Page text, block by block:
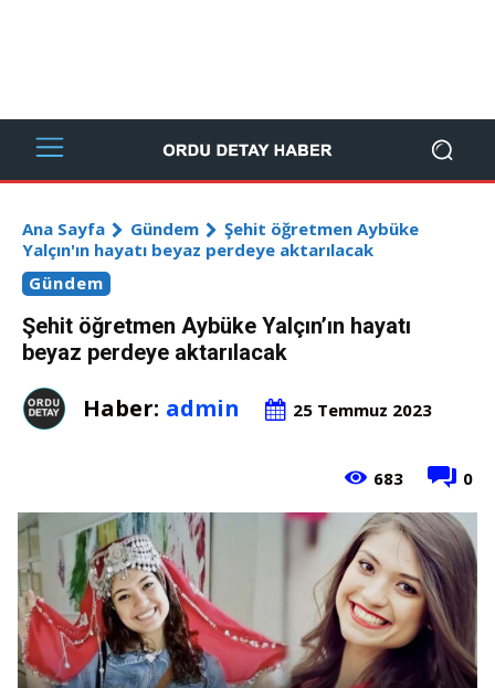
Ana Sayfa Gündem
Şehit öğretmen Aybüke
Yalçın'ın hayatı beyaz perdeye aktarılacak
Gündem
Şehit öğretmen Aybüke Yalçın’ın hayatı
beyaz perdeye aktarılacak
Haber: admin 25 Temmuz 2023
0
683